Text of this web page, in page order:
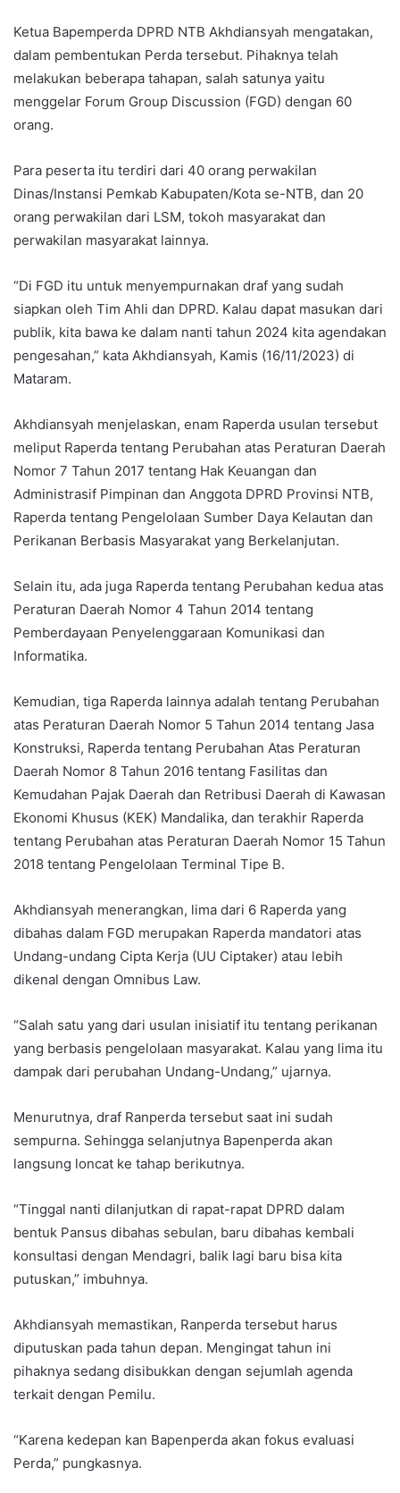
Ketua Bapemperda DPRD NTB Akhdiansyah mengatakan,
dalam pembentukan Perda tersebut. Pihaknya telah
melakukan beberapa tahapan, salah satunya yaitu
menggelar Forum Group Discussion (FGD) dengan 60
orang.
Para peserta itu terdiri dari 40 orang perwakilan
Dinas/Instansi Pemkab Kabupaten/Kota se-NTB, dan 20
orang perwakilan dari LSM, tokoh masyarakat dan
perwakilan masyarakat lainnya.
“Di FGD itu untuk menyempurnakan draf yang sudah
siapkan oleh Tim Ahli dan DPRD. Kalau dapat masukan dari
publik, kita bawa ke dalam nanti tahun 2024 kita agendakan
pengesahan,” kata Akhdiansyah, Kamis (16/11/2023) di
Mataram.
Akhdiansyah menjelaskan, enam Raperda usulan tersebut
meliput Raperda tentang Perubahan atas Peraturan Daerah
Nomor 7 Tahun 2017 tentang Hak Keuangan dan
Administrasif Pimpinan dan Anggota DPRD Provinsi NTB,
Raperda tentang Pengelolaan Sumber Daya Kelautan dan
Perikanan Berbasis Masyarakat yang Berkelanjutan.
Selain itu, ada juga Raperda tentang Perubahan kedua atas
Peraturan Daerah Nomor 4 Tahun 2014 tentang
Pemberdayaan Penyelenggaraan Komunikasi dan
Informatika.
Kemudian, tiga Raperda lainnya adalah tentang Perubahan
atas Peraturan Daerah Nomor 5 Tahun 2014 tentang Jasa
Konstruksi, Raperda tentang Perubahan Atas Peraturan
Daerah Nomor 8 Tahun 2016 tentang Fasilitas dan
Kemudahan Pajak Daerah dan Retribusi Daerah di Kawasan
Ekonomi Khusus (KEK) Mandalika, dan terakhir Raperda
tentang Perubahan atas Peraturan Daerah Nomor 15 Tahun
2018 tentang Pengelolaan Terminal Tipe B.
Akhdiansyah menerangkan, lima dari 6 Raperda yang
dibahas dalam FGD merupakan Raperda mandatori atas
Undang-undang Cipta Kerja (UU Ciptaker) atau lebih
dikenal dengan Omnibus Law.
“Salah satu yang dari usulan inisiatif itu tentang perikanan
yang berbasis pengelolaan masyarakat. Kalau yang lima itu
dampak dari perubahan Undang-Undang,” ujarnya.
Menurutnya, draf Ranperda tersebut saat ini sudah
sempurna. Sehingga selanjutnya Bapenperda akan
langsung loncat ke tahap berikutnya.
“Tinggal nanti dilanjutkan di rapat-rapat DPRD dalam
bentuk Pansus dibahas sebulan, baru dibahas kembali
konsultasi dengan Mendagri, balik lagi baru bisa kita
putuskan,” imbuhnya.
Akhdiansyah memastikan, Ranperda tersebut harus
diputuskan pada tahun depan. Mengingat tahun ini
pihaknya sedang disibukkan dengan sejumlah agenda
terkait dengan Pemilu.
“Karena kedepan kan Bapenperda akan fokus evaluasi
Perda,” pungkasnya.